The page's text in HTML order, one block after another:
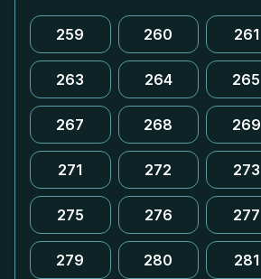
259 260 261
263 264 265
267 268 269
271 272 273
275 276 277
279 280 281